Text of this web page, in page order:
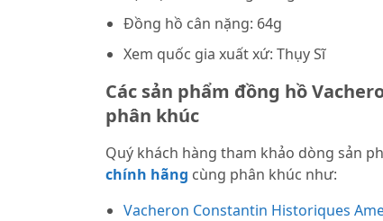
Đồng hồ cân nặng: 64g
Xem quốc gia xuất xứ: Thụy Sĩ
Các sản phẩm đồng hồ
phân khúc
Quý khách hàng tham khảo dòng sản
chính hãng cùng phân khúc như:
Vacheron Constantin Historiques